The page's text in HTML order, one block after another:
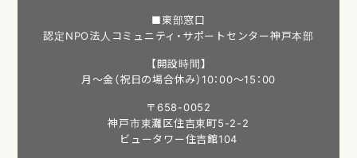
■東部窓口
認定NPO法人コミュニティ・サポートセンター神戸本部
【開設時間】
月～金（祝日の場合休み）10：00～15：00
〒658-0052
神戸市東灘区住吉東町5-2-2
ビュータワー住吉館104